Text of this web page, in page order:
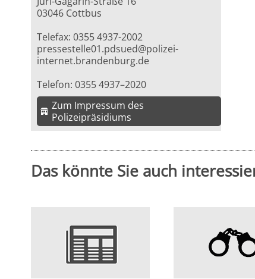
03046 Cottbus
Telefax: 0355 4937-2002
pressestelle01.pdsued@polizei-
internet.brandenburg.de
Telefon: 0355 4937–2020
Zum Impressum des
Polizeipräsidiums
Das könnte Sie auch